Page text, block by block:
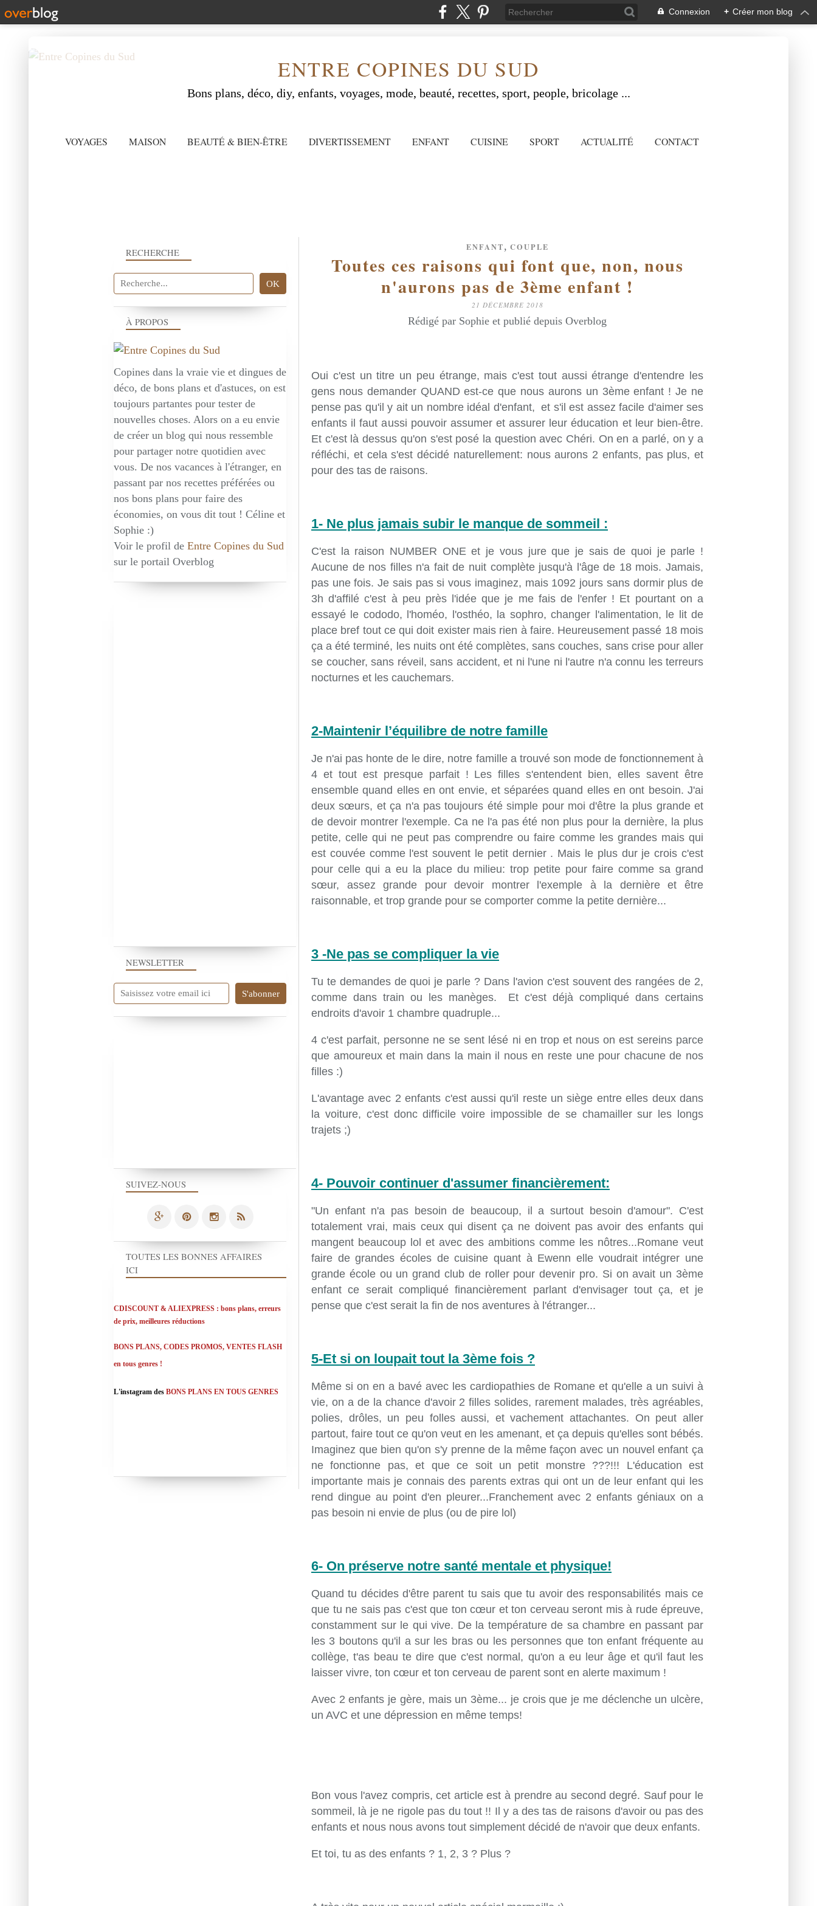
Connexion + Créer mon blog
ENTRE COPINES DU SUD
Bons plans, déco, diy, enfants, voyages, mode, beauté, recettes, sport, people, bricolage ...
VOYAGES MAISON BEAUTÉ & BIEN-ÊTRE DIVERTISSEMENT ENFANT CUISINE SPORT ACTUALITÉ CONTACT
ENFANT, COUPLE
Toutes ces raisons qui font que, non, nous
n'aurons pas de 3ème enfant !
21 DÉCEMBRE 2018
Rédigé par Sophie et publié depuis Overblog
Oui c'est un titre un peu étrange, mais c'est tout aussi étrange d'entendre les
gens nous demander QUAND est-ce que nous aurons un 3ème enfant ! Je ne
pense pas qu'il y ait un nombre idéal d'enfant, et s'il est assez facile d'aimer ses
enfants il faut aussi pouvoir assumer et assurer leur éducation et leur bien-être.
Et c'est là dessus qu'on s'est posé la question avec Chéri. On en a parlé, on y a
réfléchi, et cela s'est décidé naturellement: nous aurons 2 enfants, pas plus, et
pour des tas de raisons.
1- Ne plus jamais subir le manque de sommeil :
C'est la raison NUMBER ONE et je vous jure que je sais de quoi je parle !
Aucune de nos filles n'a fait de nuit complète jusqu'à l'âge de 18 mois. Jamais,
pas une fois. Je sais pas si vous imaginez, mais 1092 jours sans dormir plus de
3h d'affilé c'est à peu près l'idée que je me fais de l'enfer ! Et pourtant on a
essayé le cododo, l'homéo, l'osthéo, la sophro, changer l'alimentation, le lit de
place bref tout ce qui doit exister mais rien à faire. Heureusement passé 18 mois
ça a été terminé, les nuits ont été complètes, sans couches, sans crise pour aller
se coucher, sans réveil, sans accident, et ni l'une ni l'autre n'a connu les terreurs
nocturnes et les cauchemars.
2-Maintenir l’équilibre de notre famille
Je n'ai pas honte de le dire, notre famille a trouvé son mode de fonctionnement à
4 et tout est presque parfait ! Les filles s'entendent bien, elles savent être
ensemble quand elles en ont envie, et séparées quand elles en ont besoin. J'ai
deux sœurs, et ça n'a pas toujours été simple pour moi d'être la plus grande et
de devoir montrer l'exemple. Ca ne l'a pas été non plus pour la dernière, la plus
petite, celle qui ne peut pas comprendre ou faire comme les grandes mais qui
est couvée comme l'est souvent le petit dernier . Mais le plus dur je crois c'est
pour celle qui a eu la place du milieu: trop petite pour faire comme sa grand
sœur, assez grande pour devoir montrer l'exemple à la dernière et être
raisonnable, et trop grande pour se comporter comme la petite dernière...
3 -Ne pas se compliquer la vie
Tu te demandes de quoi je parle ? Dans l'avion c'est souvent des rangées de 2,
comme dans train ou les manèges. Et c'est déjà compliqué dans certains
endroits d'avoir 1 chambre quadruple...
4 c'est parfait, personne ne se sent lésé ni en trop et nous on est sereins parce
que amoureux et main dans la main il nous en reste une pour chacune de nos
filles :)
L'avantage avec 2 enfants c'est aussi qu'il reste un siège entre elles deux dans
la voiture, c'est donc difficile voire impossible de se chamailler sur les longs
trajets ;)
4- Pouvoir continuer d'assumer financièrement:
"Un enfant n'a pas besoin de beaucoup, il a surtout besoin d'amour". C'est
totalement vrai, mais ceux qui disent ça ne doivent pas avoir des enfants qui
mangent beaucoup lol et avec des ambitions comme les nôtres...Romane veut
faire de grandes écoles de cuisine quant à Ewenn elle voudrait intégrer une
grande école ou un grand club de roller pour devenir pro. Si on avait un 3ème
enfant ce serait compliqué financièrement parlant d'envisager tout ça, et je
pense que c'est serait la fin de nos aventures à l'étranger...
5-Et si on loupait tout la 3ème fois ?
Même si on en a bavé avec les cardiopathies de Romane et qu'elle a un suivi à
vie, on a de la chance d'avoir 2 filles solides, rarement malades, très agréables,
polies, drôles, un peu folles aussi, et vachement attachantes. On peut aller
partout, faire tout ce qu'on veut en les amenant, et ça depuis qu'elles sont bébés.
Imaginez que bien qu'on s'y prenne de la même façon avec un nouvel enfant ça
ne fonctionne pas, et que ce soit un petit monstre ???!!! L'éducation est
importante mais je connais des parents extras qui ont un de leur enfant qui les
rend dingue au point d'en pleurer...Franchement avec 2 enfants géniaux on a
pas besoin ni envie de plus (ou de pire lol)
6- On préserve notre santé mentale et physique!
Quand tu décides d'être parent tu sais que tu avoir des responsabilités mais ce
que tu ne sais pas c'est que ton cœur et ton cerveau seront mis à rude épreuve,
constamment sur le qui vive. De la température de sa chambre en passant par
les 3 boutons qu'il a sur les bras ou les personnes que ton enfant fréquente au
collège, t'as beau te dire que c'est normal, qu'on a eu leur âge et qu'il faut les
laisser vivre, ton cœur et ton cerveau de parent sont en alerte maximum !
Avec 2 enfants je gère, mais un 3ème... je crois que je me déclenche un ulcère,
un AVC et une dépression en même temps!
Bon vous l'avez compris, cet article est à prendre au second degré. Sauf pour le
sommeil, là je ne rigole pas du tout !! Il y a des tas de raisons d'avoir ou pas des
enfants et nous nous avons tout simplement décidé de n'avoir que deux enfants.
Et toi, tu as des enfants ? 1, 2, 3 ? Plus ?
NEWSLETTER
SUIVEZ-NOUS
RECHERCHE
À PROPOS
Copines dans la vraie vie et dingues de
déco, de bons plans et d'astuces, on est
toujours partantes pour tester de
nouvelles choses. Alors on a eu envie
de créer un blog qui nous ressemble
pour partager notre quotidien avec
vous. De nos vacances à l'étranger, en
passant par nos recettes préférées ou
nos bons plans pour faire des
économies, on vous dit tout ! Céline et
Sophie :)
Voir le profil de Entre Copines du Sud
sur le portail Overblog
TOUTES LES BONNES AFFAIRES
ICI
CDISCOUNT & ALIEXPRESS : bons plans, erreurs
de prix, meilleures réductions
BONS PLANS, CODES PROMOS, VENTES FLASH
en tous genres !
L'instagram des BONS PLANS EN TOUS GENRES